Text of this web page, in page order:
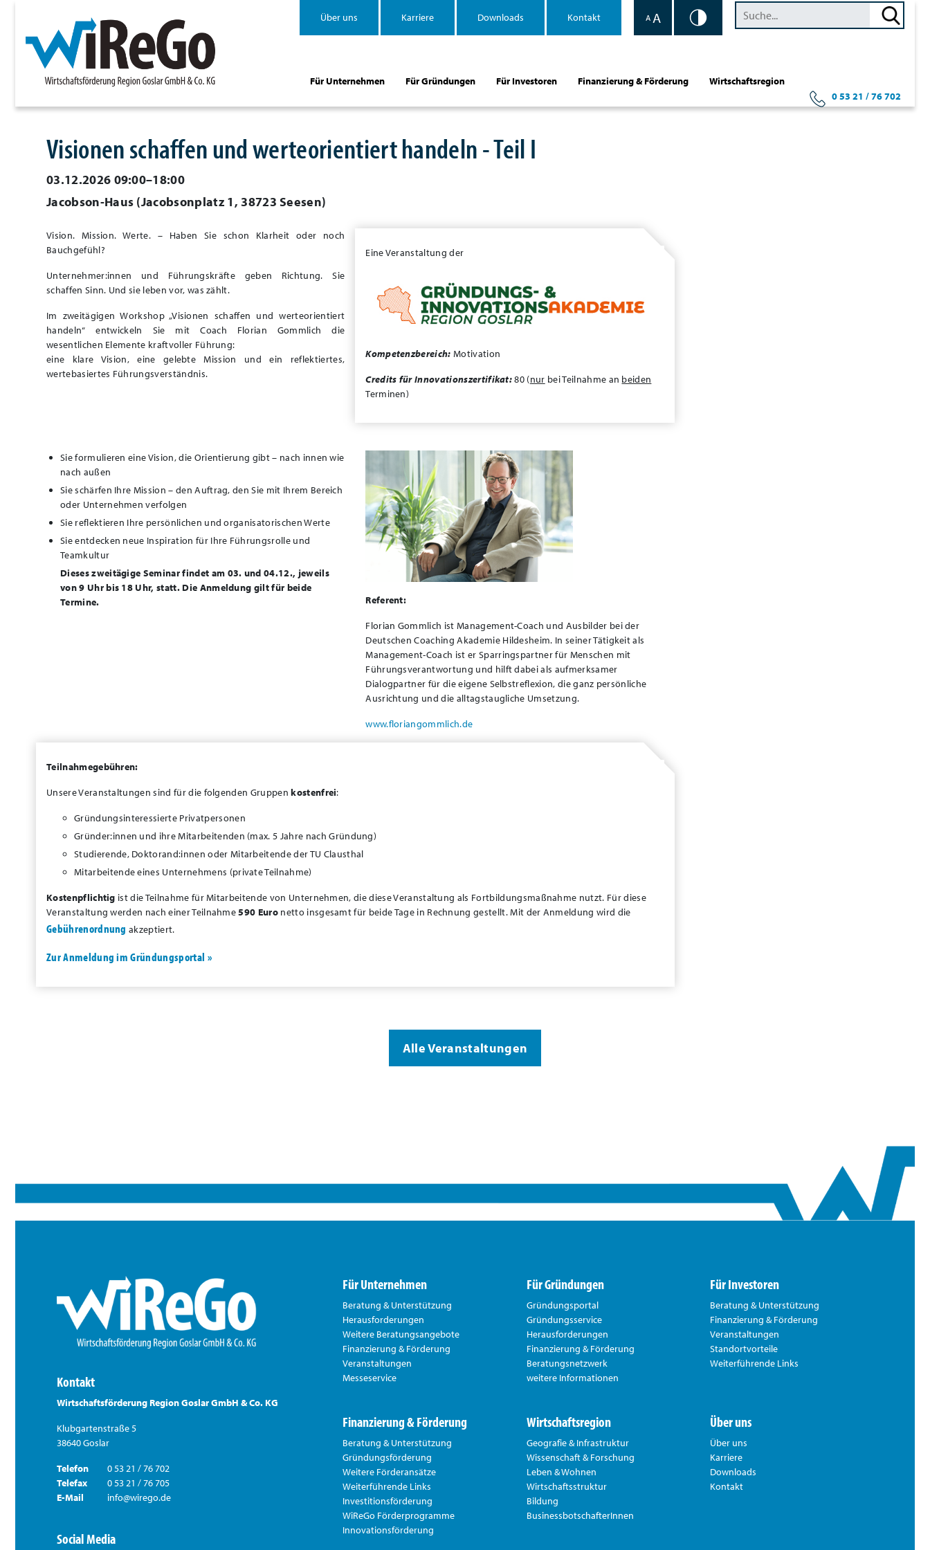
Über uns Karriere Downloads Kontakt A A
Für Unternehmen Für Gründungen Für Investoren Finanzierung & Förderung
Wirtschaftsregion
0 53 21 / 76 702
Visionen schaffen und werteorientiert handeln - Teil I
03.12.2026 09:00–18:00
Jacobson-Haus (Jacobsonplatz 1, 38723 Seesen)
Vision. Mission. Werte. – Haben Sie schon Klarheit oder noch
Bauchgefühl?
Unternehmer:innen und Führungskräfte geben Richtung. Sie
schaffen Sinn. Und sie leben vor, was zählt.
Im zweitägigen Workshop „Visionen schaffen und werteorientiert
handeln“ entwickeln Sie mit Coach Florian Gommlich die
wesentlichen Elemente kraftvoller Führung:
eine klare Vision, eine gelebte Mission und ein reflektiertes,
wertebasiertes Führungsverständnis.
Eine Veranstaltung der
Kompetenzbereich: Motivation
Credits für Innovationszertifikat:80 (nur bei Teilnahme an beiden
Terminen)
Sie formulieren eine Vision, die Orientierung gibt – nach innen wie
nach außen
Sie schärfen Ihre Mission – den Auftrag, den Sie mit Ihrem Bereich
oder Unternehmen verfolgen
Sie reflektieren Ihre persönlichen und organisatorischen Werte
Sie entdecken neue Inspiration für Ihre Führungsrolle und
Teamkultur
Dieses zweitägige Seminar findet am 03. und 04.12., jeweils
von 9 Uhr bis 18 Uhr, statt. Die Anmeldung gilt für beide
Termine.
Referent:
Florian Gommlich ist Management-Coach und Ausbilder bei der
Deutschen Coaching Akademie Hildesheim. In seiner Tätigkeit als
Management-Coach ist er Sparringspartner für Menschen mit
Führungsverantwortung und hilft dabei als aufmerksamer
Dialogpartner für die eigene Selbstreflexion, die ganz persönliche
Ausrichtung und die alltagstaugliche Umsetzung.
www.floriangommlich.de
Teilnahmegebühren:
Unsere Veranstaltungen sind für die folgenden Gruppenkostenfrei:
Gründungsinteressierte Privatpersonen
Gründer:innen und ihre Mitarbeitenden (max. 5 Jahre nach Gründung)
Studierende, Doktorand:innen oder Mitarbeitende der TU Clausthal
Mitarbeitende eines Unternehmens (private Teilnahme)
Kostenpflichtig ist die Teilnahme für Mitarbeitende von Unternehmen, die diese Veranstaltung als Fortbildungsmaßnahme nutzt. Für diese
Veranstaltung werden nach einer Teilnahme590 Euro netto insgesamt für beide Tage in Rechnung gestellt. Mit der Anmeldung wird die
Gebührenordnung akzeptiert.
Zur Anmeldung im Gründungsportal »
Alle Veranstaltungen
Kontakt
Wirtschaftsförderung Region Goslar GmbH & Co. KG
Klubgartenstraße 5
38640 Goslar
Telefon
0 53 21 / 76 702
Telefax
0 53 21 / 76 705
E-Mail
info@wirego.de
Social Media
Für Unternehmen
Beratung & Unterstützung
Herausforderungen
Weitere Beratungsangebote
Finanzierung & Förderung
Veranstaltungen
Messeservice
Für Gründungen
Gründungsportal
Gründungsservice
Herausforderungen
Finanzierung & Förderung
Beratungsnetzwerk
weitere Informationen
Für Investoren
Beratung & Unterstützung
Finanzierung & Förderung
Veranstaltungen
Standortvorteile
Weiterführende Links
Finanzierung & Förderung
Beratung & Unterstützung
Gründungsförderung
Weitere Förderansätze
Weiterführende Links
Investitionsförderung
WiReGo Förderprogramme
Innovationsförderung
Wirtschaftsregion
Geografie & Infrastruktur
Wissenschaft & Forschung
Leben & Wohnen
Wirtschaftsstruktur
Bildung
BusinessbotschafterInnen
Über uns
Über uns
Karriere
Downloads
Kontakt